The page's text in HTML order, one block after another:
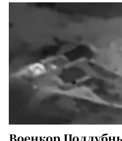
Военкор